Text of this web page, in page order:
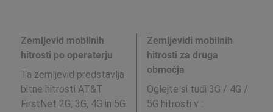
Zemljevid mobilnih
hitrosti po operaterju
Ta zemljevid predstavlja
bitne hitrosti AT&T
FirstNet 2G, 3G, 4G in 5G
Zemljevidi mobilnih
hitrosti za druga
območja
Oglejte si tudi 3G / 4G /
5G hitrosti v :